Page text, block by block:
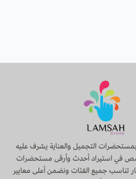
التجميل والعناية يشرف عليه
في استيراد أحدث وأرقى مستحضرات
تناسب جميع الفئات ونضمن أعلى معايير